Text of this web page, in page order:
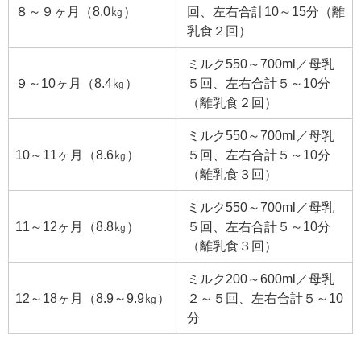
８～９ヶ月（8.0㎏）
回、左右合計10～15分（離
乳食２回）
９～10ヶ月（8.4㎏）
ミルク550～700ml／母乳
５回、左右合計５～10分
（離乳食２回）
10～11ヶ月（8.6㎏）
ミルク550～700ml／母乳
５回、左右合計５～10分
（離乳食３回）
11～12ヶ月（8.8㎏）
ミルク550～700ml／母乳
５回、左右合計５～10分
（離乳食３回）
12～18ヶ月（8.9～9.9㎏）
ミルク200～600ml／母乳
２～５回、左右合計５～10
分